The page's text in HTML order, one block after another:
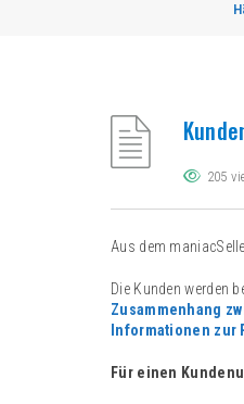
205
Aus dem
Die Kunden werden
Zusammenhang
Informationen
Für einen